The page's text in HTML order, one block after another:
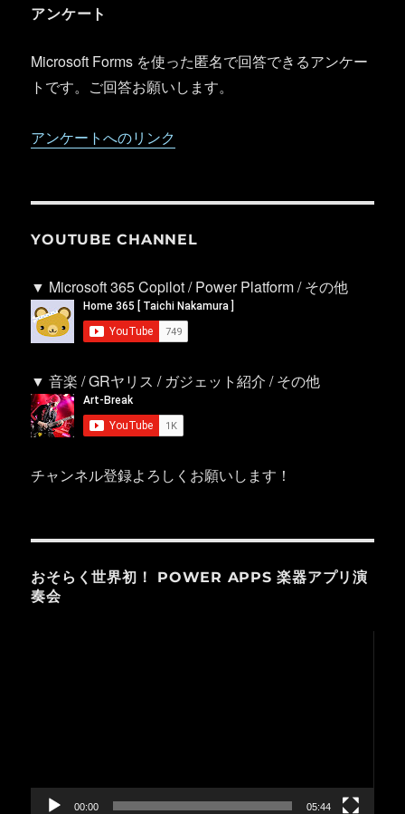
アンケート
Microsoft Forms を使った匿名で回答できるアンケー
トです。ご回答お願いします。
アンケートへのリンク
YOUTUBE CHANNEL
▼ Microsoft 365 Copilot / Power Platform / その他
▼ 音楽 / GRヤリス / ガジェット紹介 / その他
チャンネル登録よろしくお願いします！
おそらく世界初！ POWER APPS 楽器アプリ演
奏会
ー
00:00 05:44